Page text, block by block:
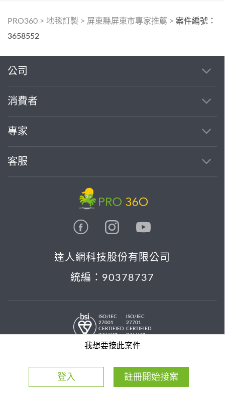
PRO360 > 地毯訂製 > 屏東縣屏東市專家推薦 > 案件編號：
3658552
我想要接此案件
登入 註冊開始接案
公司
消費者
專家
客服
達人網科技股份有限公司
統編：90378737
ISO/IEC
27001
CERTIFIED
IS 814197
ISO/IEC
27701
CERTIFIED
IS 814197
© 2026 PRO36O. All rights reserved.